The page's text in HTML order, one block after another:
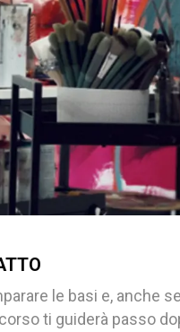
le basi e, anche
ti guiderà passo